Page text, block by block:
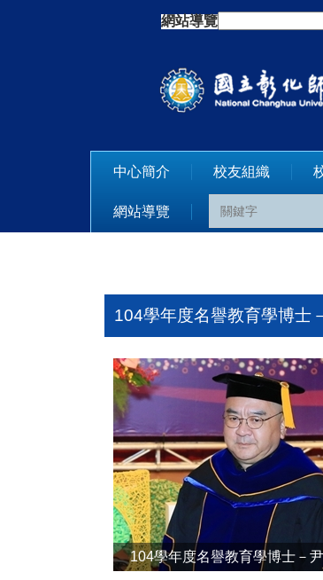
網站導覽
中心簡介 校友組織
網站導覽
104學年度名譽教育學博士
104學年度名譽教育學博士－